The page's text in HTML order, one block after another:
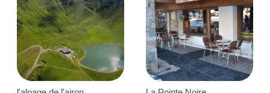
0—15001
OUVERTURE
Choisir
BUDGET DE LA PRESTATION